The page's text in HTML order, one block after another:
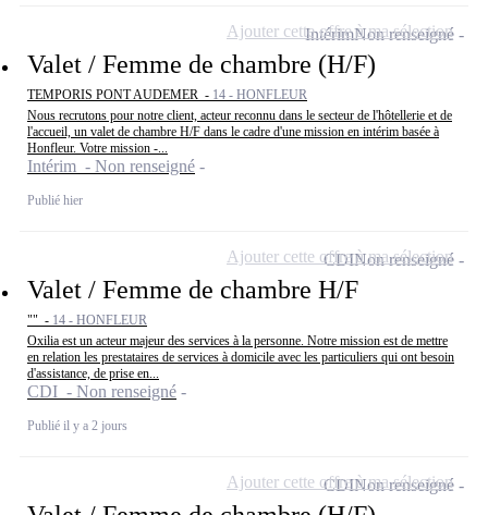
Valet / Femme de chambre (H/F)
TEMPORIS PONT AUDEMER - 14 - HONFLEUR
Nous recrutons pour notre client, acteur reconnu dans le secteur de l'hôtellerie et de
l'accueil, un valet de chambre H/F dans le cadre d'une mission en intérim basée à
Honfleur. Votre mission -...
Intérim - Non renseigné
Publié hier
IntérimNon renseigné
Ajouter cette offre à ma sélection
Valet / Femme de chambre H/F
"" - 14 - HONFLEUR
Oxilia est un acteur majeur des services à la personne. Notre mission est de mettre
en relation les prestataires de services à domicile avec les particuliers qui ont besoin
d'assistance, de prise en...
CDI - Non renseigné
Publié il y a 2 jours
CDINon renseigné
Ajouter cette offre à ma sélection
CDINon renseigné
Ajouter cette offre à ma sélection